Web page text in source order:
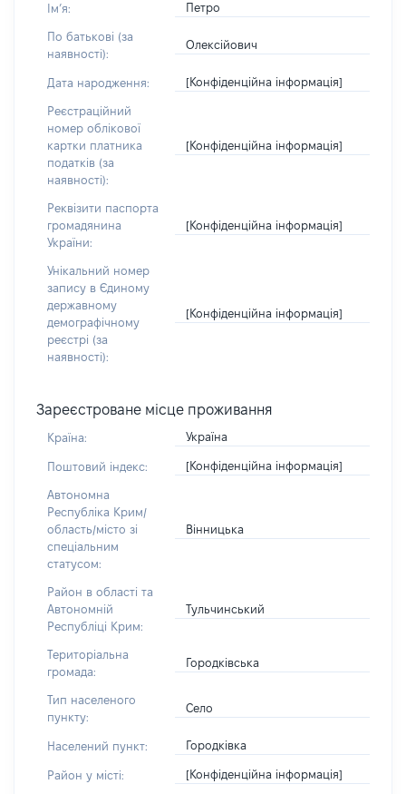
Імʼя: Петро
По батькові (за
наявності):
Олексійович
Дата народження: [Конфіденційна інформація]
Реєстраційний
номер облікової
картки платника
податків (за
наявності):
[Конфіденційна інформація]
Реквізити паспорта
громадянина
України:
[Конфіденційна інформація]
Унікальний номер
запису в Єдиному
державному
демографічному
реєстрі (за
наявності):
[Конфіденційна інформація]
Зареєстроване місце проживання
Країна: Україна
Поштовий індекс: [Конфіденційна інформація]
Автономна
Республіка Крим/
область/місто зі
спеціальним
статусом:
Вінницька
Район в області та
Автономній
Республіці Крим:
Тульчинський
Територіальна
громада:
Городківська
Тип населеного
пункту:
Село
Населений пункт: Городківка
Район у місті: [Конфіденційна інформація]